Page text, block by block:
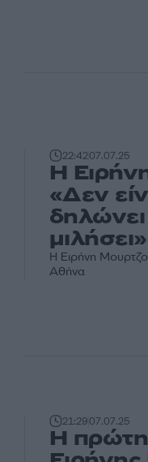
22:4207.07.25
Η
«Δεν
Η Ειρήνη
Αθήνα
21:2907.07.25
Η πρώτη